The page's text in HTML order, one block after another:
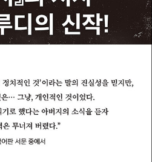
20주년 기념판으로 재출간되어
현상을 맞닥뜨리고 있는 우리에게 의